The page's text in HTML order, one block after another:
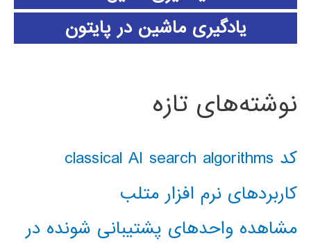
یادگیری ماشین در پایتون
نوشته‌های تازه
کد classical AI search algorithms
کاربردهای نرم افزار متلب
مشاهده واحدهای پشتیبانی شونده در